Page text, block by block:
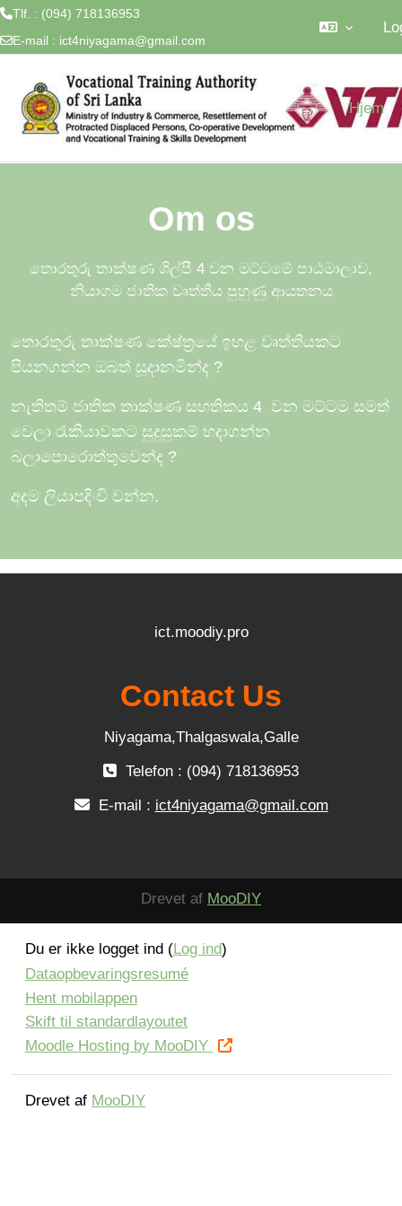
Tlf. : (094) 718136953
E-mail : ict4niyagama@gmail.com
Hjem
Om os
තොරතුරු තාක්ෂණ ශිල්පී 4 වන මට්ටමේ පාඨමාලාව,
නියාගම ජාතික වෘත්තීය පුහුණු ආයතනය
තොරතුරු තාක්ෂණ කේෂ්ත්‍රයේ ඉහළ වෘත්තියකට
පියනගන්න ඔබත් සූදානමින්ද ?
නැතිතම් ජාතික තාක්ෂණ සහතිකය 4 වන මට්ටම සමත්
වෙලා රැකියාවකට සුදුසුකම් හදාගන්න
බලාපොරොත්තුවෙන්ද ?
අදම ලියාපදිංචි වන්න.
ict.moodiy.pro
Contact Us
Niyagama,Thalgaswala,Galle
Telefon : (094) 718136953
E-mail : ict4niyagama@gmail.com
Drevet af MooDIY
Du er ikke logget ind (Log ind)
Dataopbevaringsresumé
Hent mobilappen
Skift til standardlayoutet
Moodle Hosting by MooDIY
Drevet af MooDIY